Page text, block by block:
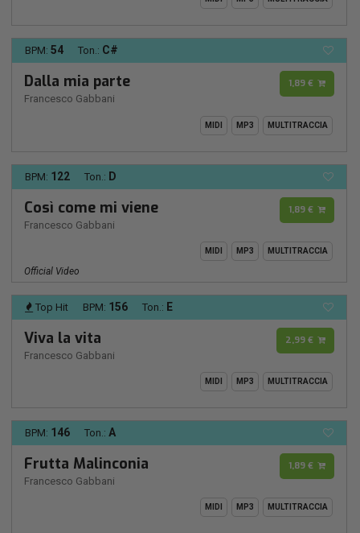
BPM: 54 Ton.: C#
Dalla mia parte
Francesco Gabbani
1,89 €
MIDI MP3 MULTITRACCIA
BPM: 122 Ton.: D
Così come mi viene
Francesco Gabbani
1,89 €
MIDI MP3 MULTITRACCIA
Official Video
Top Hit BPM: 156 Ton.: E
Viva la vita
Francesco Gabbani
2,99 €
MIDI MP3 MULTITRACCIA
BPM: 146 Ton.: A
Frutta Malinconia
Francesco Gabbani
1,89 €
MIDI MP3 MULTITRACCIA